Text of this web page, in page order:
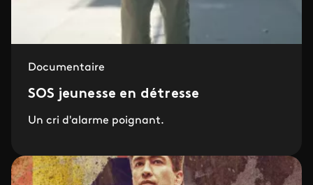
Documentaire
SOS jeunesse en détresse
Un cri d'alarme poignant.